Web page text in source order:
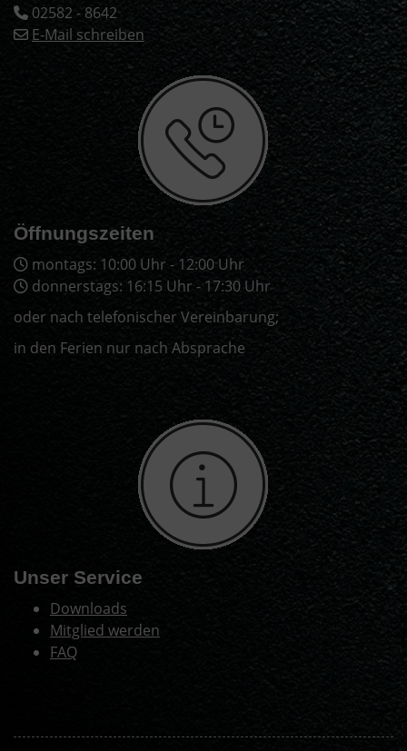
02582 - 8642
E-Mail schreiben
Öffnungszeiten
montags: 10:00 Uhr - 12:00 Uhr
donnerstags: 16:15 Uhr - 17:30 Uhr
oder nach telefonischer Vereinbarung;
in den Ferien nur nach Absprache
Unser Service
Downloads
Mitglied werden
FAQ